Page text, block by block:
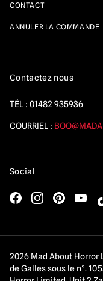
CONTACT
ANNULER LA COMMANDE
Contactez nous
TÉL : 01482 935936
COURRIEL :
Social
2026 Mad About Horror
de Galles sous le n°.